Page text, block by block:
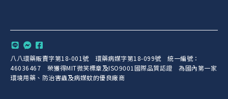
八八環藥販賣字第18-001號 環藥病媒字第18-099號 統一編號：
46036467 榮獲得MIT微笑標章及ISO9001國際品質認證 為國內第一家
環境用藥、防治害蟲及病媒蚊的優良廠商